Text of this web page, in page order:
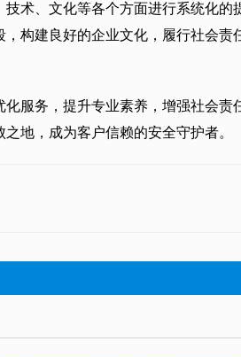
术、文化等各个方面进行系统化的
构建良好的企业文化，履行社会责
服务，提升专业素养，增强社会责
地，成为客户信赖的安全守护者。